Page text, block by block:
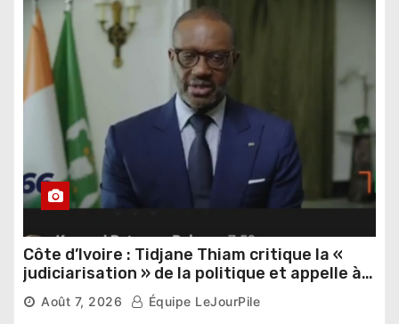
Côte d’Ivoire : Tidjane Thiam critique la «
judiciarisation » de la politique et appelle à
poursuivre l’apaisement
Août 7, 2026 Équipe LeJourPile